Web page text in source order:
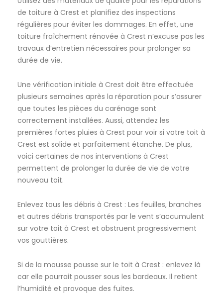
de toiture à Crest et planifiez des inspections
régulières pour éviter les dommages. En effet, une
toiture fraîchement rénovée à Crest n’excuse pas les
travaux d’entretien nécessaires pour prolonger sa
durée de vie.
Une vérification initiale à Crest doit être effectuée
plusieurs semaines après la réparation pour s’assurer
que toutes les pièces du carénage sont
correctement installées. Aussi, attendez les
premières fortes pluies à Crest pour voir si votre toit à
Crest est solide et parfaitement étanche. De plus,
voici certaines de nos interventions à Crest
permettent de prolonger la durée de vie de votre
nouveau toit.
Enlevez tous les débris à Crest : Les feuilles, branches
et autres débris transportés par le vent s’accumulent
sur votre toit à Crest et obstruent progressivement
vos gouttières.
Si de la mousse pousse sur le toit à Crest : enlevez là
car elle pourrait pousser sous les bardeaux. Il retient
l’humidité et provoque des fuites.